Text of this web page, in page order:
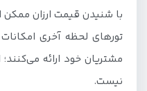
با شنیدن قیمت ارزان ممکن
تورهای لحظه آخری
مشتریان خود ارائه
نیست.